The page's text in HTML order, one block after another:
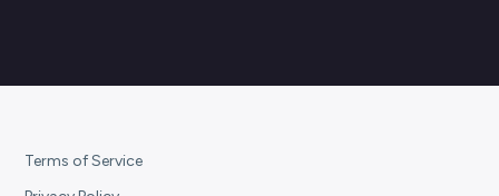
Terms of Service